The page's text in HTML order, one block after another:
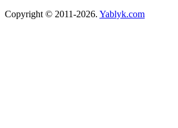
Copyright © 2011-2026. Yablyk.сom